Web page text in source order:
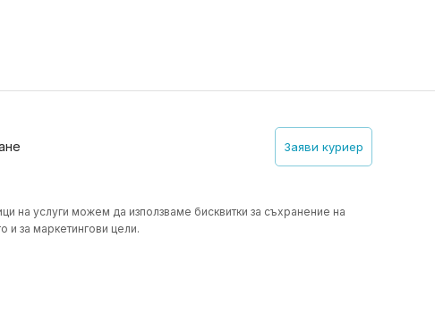
Заяви куриер
на услуги можем да използваме бисквитки за съхранение на
за маркетингови цели.